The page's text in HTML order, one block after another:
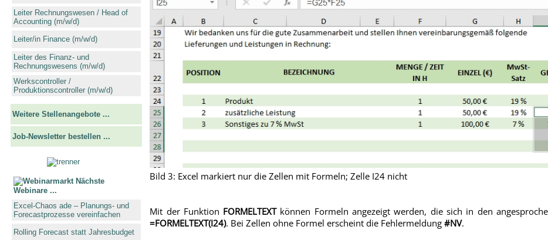
Leiter Rechnungswesen / Head of
Accounting (m/w/d)
Leiter/in Finance (m/w/d)
Leiter des Finanz- und
Rechnungswesens (m/w/d)
Werkscontroller /
Produktionscontroller (m/w/d)
Weitere Stellenangebote ...
Job-Newsletter bestellen ...
Nächste
Webinare ...
Excel-Chaos ade – Planungs- und
Forecastprozesse vereinfachen
Rolling Forecast statt Jahresbudget
Bild 3: Excel markiert nur die Zellen mit Formeln; Zelle I24 nicht
Mit der Funktion FORMELTEXTkönnen Formeln angezeigt werden, die sich in den
=FORMELTEXT(I24). Bei Zellen ohne Formel erscheint die Fehlermeldung#NV.